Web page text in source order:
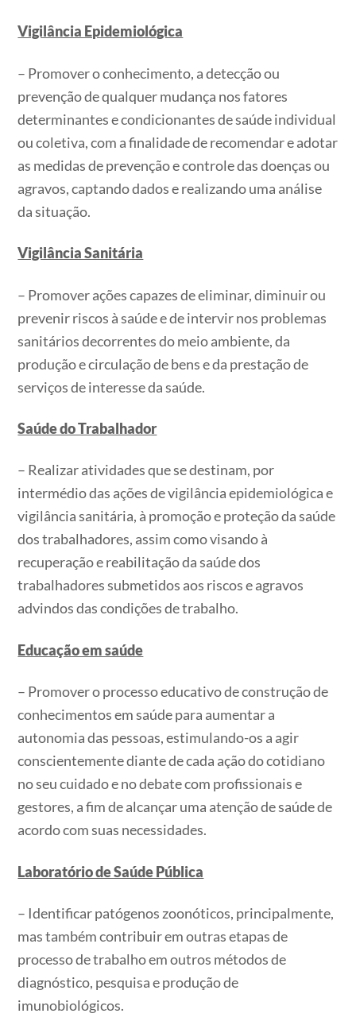
Vigilância Epidemiológica
– Promover o conhecimento, a detecção ou
prevenção de qualquer mudança nos fatores
determinantes e condicionantes de saúde individual
ou coletiva, com a finalidade de recomendar e adotar
as medidas de prevenção e controle das doenças ou
agravos, captando dados e realizando uma análise
da situação.
Vigilância Sanitária
– Promover ações capazes de eliminar, diminuir ou
prevenir riscos à saúde e de intervir nos problemas
sanitários decorrentes do meio ambiente, da
produção e circulação de bens e da prestação de
serviços de interesse da saúde.
Saúde do Trabalhador
– Realizar atividades que se destinam, por
intermédio das ações de vigilância epidemiológica e
vigilância sanitária, à promoção e proteção da saúde
dos trabalhadores, assim como visando à
recuperação e reabilitação da saúde dos
trabalhadores submetidos aos riscos e agravos
advindos das condições de trabalho.
Educação em saúde
– Promover o processo educativo de construção de
conhecimentos em saúde para aumentar a
autonomia das pessoas, estimulando-os a agir
conscientemente diante de cada ação do cotidiano
no seu cuidado e no debate com profissionais e
gestores, a fim de alcançar uma atenção de saúde de
acordo com suas necessidades.
Laboratório de Saúde Pública
– Identificar patógenos zoonóticos, principalmente,
mas também contribuir em outras etapas de
processo de trabalho em outros métodos de
diagnóstico, pesquisa e produção de
imunobiológicos.